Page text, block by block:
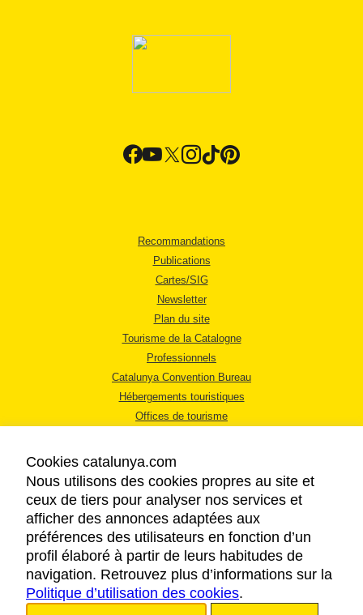
Recommandations
Publications
Cartes/SIG
Newsletter
Plan du site
Tourisme de la Catalogne
Professionnels
Catalunya Convention Bureau
Hébergements touristiques
Offices de tourisme
MENTIONS LÉGALES
RÈGLES DE CONFIDENTIALITÉ
COOKIES
ACCESSIBILITÉ
Cookies catalunya.com
Nous utilisons des cookies propres au site et
ceux de tiers pour analyser nos services et
afficher des annonces adaptées aux
préférences des utilisateurs en fonction d’un
profil élaboré à partir de leurs habitudes de
navigation. Retrouvez plus d’informations sur la
Politique d’utilisation des cookies.